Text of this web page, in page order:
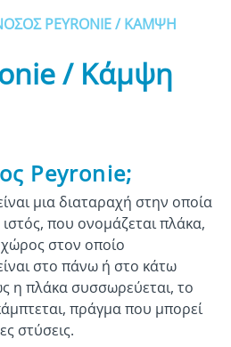
PEYRONIE / ΚΑΜΨΗ
/ Κάμψη
Peyronie;
μια διαταραχή στην οποία
που ονομάζεται πλάκα,
στον οποίο
στο πάνω ή στο κάτω
η πλάκα συσσωρεύεται, το
πράγμα που μπορεί
στύσεις.